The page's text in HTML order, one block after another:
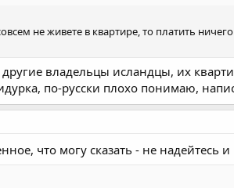
не живете в квартире, то платить
владельцы исландцы, их
по-русски плохо понимаю,
что могу сказать - не надейтесь